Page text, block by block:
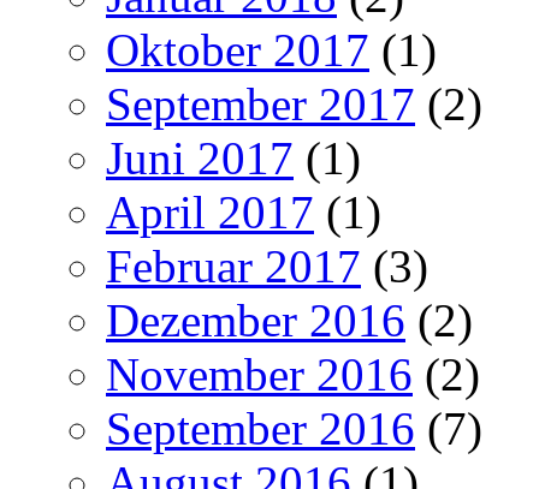
Oktober 2017 (1)
September 2017 (2)
Juni 2017 (1)
April 2017 (1)
Februar 2017 (3)
Dezember 2016 (2)
November 2016 (2)
September 2016 (7)